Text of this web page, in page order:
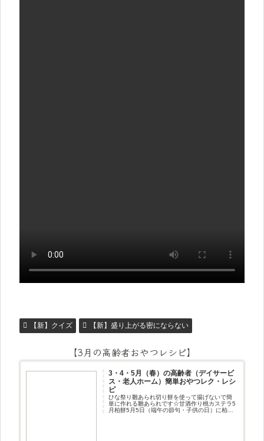
【新】クイズ 【新】盛り上がる密にならない
【3月の高齢者おやつレシピ】
3・4・5月（春）の高齢者（デイサービ
ス・老人ホーム）簡単おやつレク・レシ
ピ
ひな祭り雛あられ切り餅を使って揚げないで簡
単に作れる雛あられです☆甘酒作り桃カステラ5
月柏餅5月5日（端午の節句・子供の日）に柏餅